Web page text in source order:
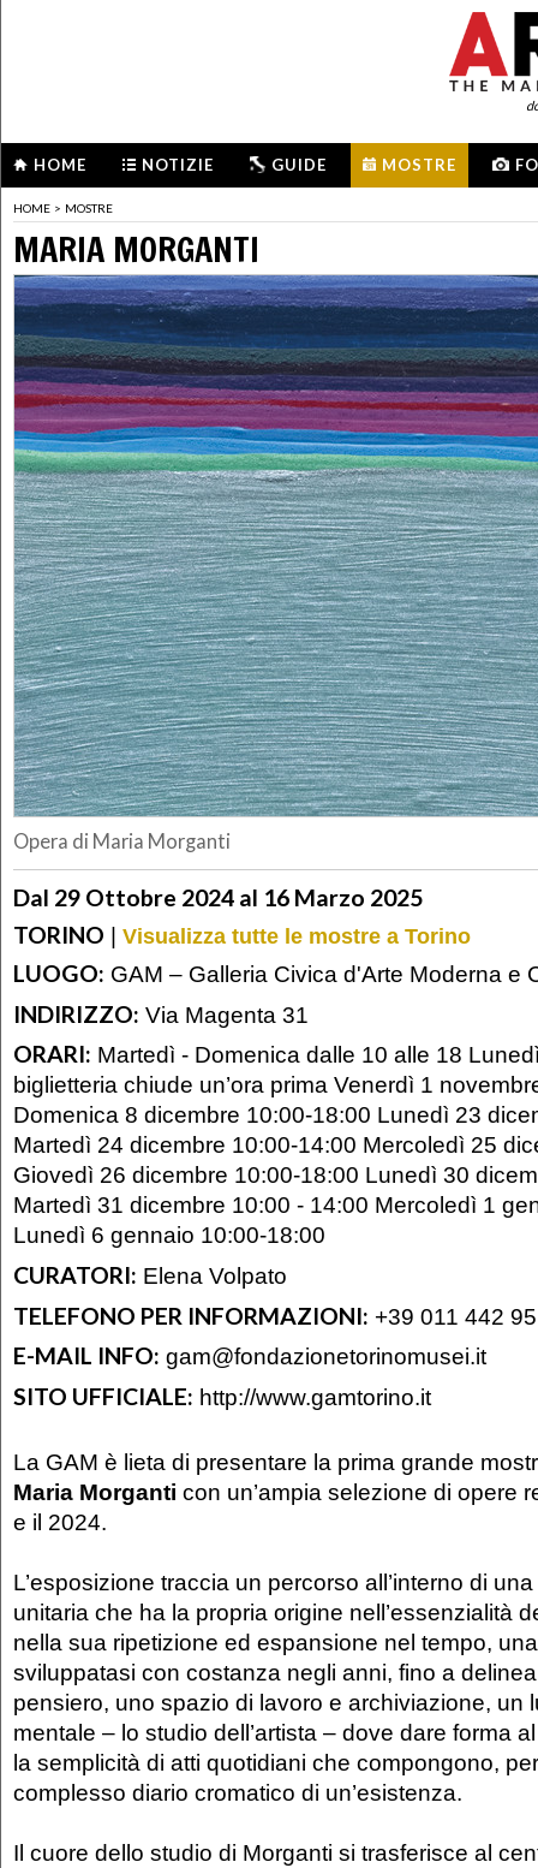
HOME NOTIZIE GUIDE MOSTRE
HOME > MOSTRE
MARIA MORGANTI
Opera di Maria Morganti
Dal 29 Ottobre 2024 al 16 Marzo 2025
TORINO | Visualizza tutte le mostre a Torino
LUOGO: GAM – Galleria Civica d'Arte Moderna e
INDIRIZZO: Via Magenta 31
ORARI: Martedì - Domenica dalle 10 alle 18
biglietteria chiude un’ora prima Venerdì 1
Domenica 8 dicembre 10:00-18:00 Lunedì 23
Martedì 24 dicembre 10:00-14:00 Mercoledì 25
Giovedì 26 dicembre 10:00-18:00 Lunedì 30
Martedì 31 dicembre 10:00 - 14:00 Mercoledì 1
Lunedì 6 gennaio 10:00-18:00
CURATORI: Elena Volpato
TELEFONO PER INFORMAZIONI: +39 011 442
E-MAIL INFO: gam@fondazionetorinomusei.it
SITO UFFICIALE: http://www.gamtorino.it
La GAM è lieta di presentare la prima grande
Maria Morganti con un’ampia selezione di opere
e il 2024.
L’esposizione traccia un percorso all’interno di
unitaria che ha la propria origine nell’essenzialità
nella sua ripetizione ed espansione nel tempo,
sviluppatasi con costanza negli anni, fino a
pensiero, uno spazio di lavoro e archiviazione, un
mentale – lo studio dell’artista – dove dare forma
la semplicità di atti quotidiani che compongono,
complesso diario cromatico di un’esistenza.
Il cuore dello studio di Morganti si trasferisce al